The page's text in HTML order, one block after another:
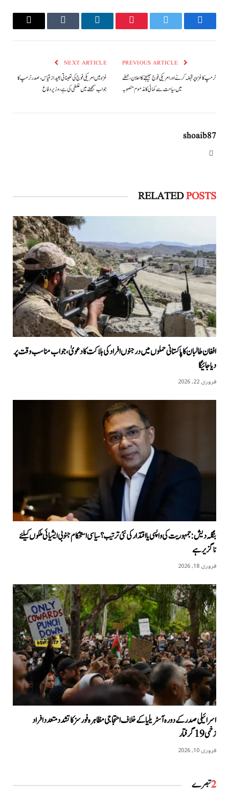
Facebook
Twitter
Pinterest
LinkedIn
Tumblr
Email
ٹرمپ کا غزہ پر قبضہ کرنے اور امریکی فوج بھیجنے کا اعلان، خطے
میں سیاحت سے کمائی کا مذموم منصوبہ
NEXT ARTICLE
غزہ میں امریکی فوج کی تعیناتی بعید از قیاس، صدر ٹرمپ کا
جواب سمجھنے میں غلطی کی ہے، وزیر دفاع
shoaib87
RELATEDPOSTS
افغان طالبان کا پاکستانی حملوں میں درجنوں افراد کی ہلاکت کا دعویٰ، جواب مناسب وقت پر
دیا جائیگا
فروری 22, 2026
بنگلہ دیش: جمہوریت کی واپسی یا اقتدار کی نئی ترتیب؟ سیاسی استحکام جنوبی ایشیائی ملکوں کیلئے
ناگزیر ہے
فروری 18, 2026
اسرائیلی صدر کے دورہ آسٹریلیا کےخلاف احتجاجی مظاہرہ فورسز کا تشدد متعدد افراد
زخمی 19 گرفتار
فروری 10, 2026
2تبصرے